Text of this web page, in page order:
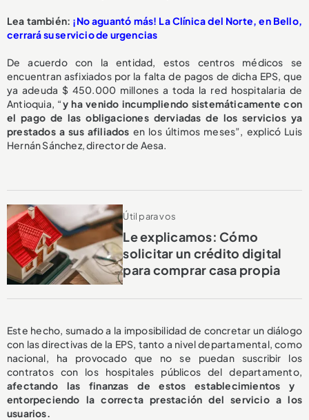
Lea también: ¡No aguantó más! La Clínica del Norte, en Bello,
cerrará su servicio de urgencias
De acuerdo con la entidad, estos centros médicos se
encuentran asfixiados por la falta de pagos de dicha EPS, que
ya adeuda $ 450.000 millones a toda la red hospitalaria de
Antioquia, “y ha venido incumpliendo sistemáticamente con
el pago de las obligaciones derviadas de los servicios ya
prestados a sus afiliados en los últimos meses”, explicó Luis
Hernán Sánchez, director de Aesa.
Útil para vos
Le explicamos: Cómo
solicitar un crédito digital
para comprar casa propia
Este hecho, sumado a la imposibilidad de concretar un diálogo
con las directivas de la EPS, tanto a nivel departamental, como
nacional, ha provocado que no se puedan suscribir los
contratos con los hospitales públicos del departamento,
afectando las finanzas de estos establecimientos y
entorpeciendo la correcta prestación del servicio a los
usuarios.